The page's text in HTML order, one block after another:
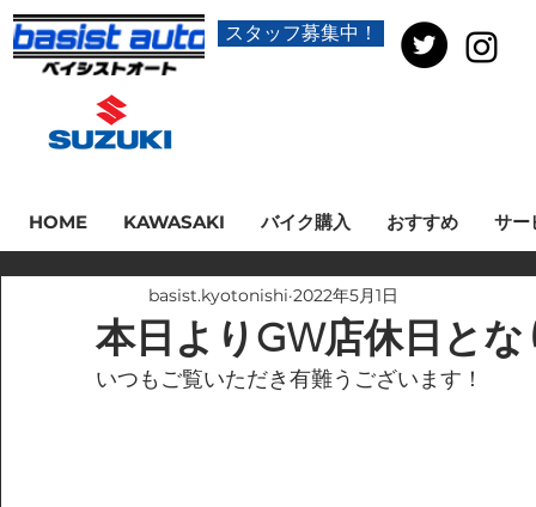
スタッフ募集中！
HOME KAWASAKI バイク購入 おすすめ サー
本日よりGW店休日と
basist.kyotonishi 2022年5月1日
いつもご覧いただき有難うございます！